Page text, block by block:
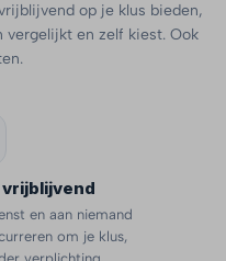
op je klus bieden,
en zelf kiest. Ook
vrijblijvend
en aan niemand
om je klus,